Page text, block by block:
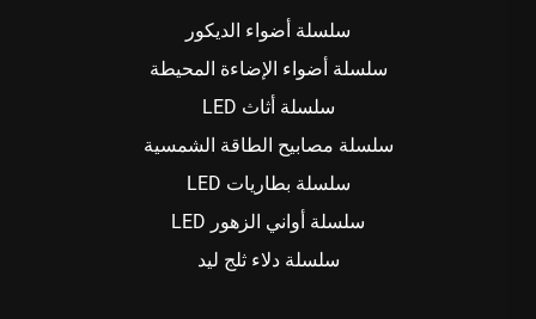
سلسلة أضواء الديكور
سلسلة أضواء الإضاءة المحيطة
سلسلة أثاث LED
سلسلة مصابيح الطاقة الشمسية
سلسلة بطاريات LED
سلسلة أواني الزهور LED
سلسلة دلاء ثلج ليد